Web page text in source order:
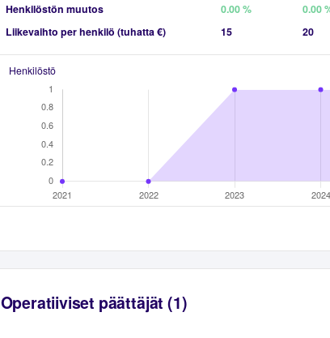
Henkilöstön muutos
0.00 % 0.00
Liikevaihto per henkilö (tuhatta €)
15 20
Henkilöstö
Operatiiviset päättäjät (1)